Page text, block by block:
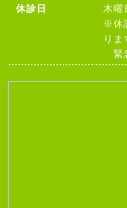
休診日
木曜
※休
りま
緊